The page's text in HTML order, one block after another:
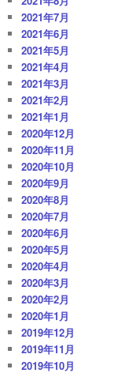
2021年7月
2021年6月
2021年5月
2021年4月
2021年3月
2021年2月
2021年1月
2020年12月
2020年11月
2020年10月
2020年9月
2020年8月
2020年7月
2020年6月
2020年5月
2020年4月
2020年3月
2020年2月
2020年1月
2019年12月
2019年11月
2019年10月